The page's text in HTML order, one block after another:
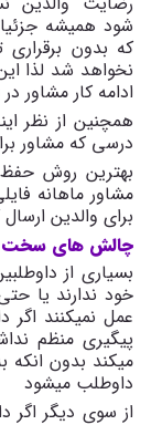
شود همیشه
که بدون
نخواهد شد لذا
ادامه کار مشاور
همچنین از نظر
درسی که مشاور
بهترین روش حفظ
مشاور ماهانه
برای والدین ارسال
چالش های سخت
بسیاری از
خود ندارند یا
عمل نمیکنند اگر
پیگیری منظم
میکند بدون
داوطلب میشود
از سوی دیگر